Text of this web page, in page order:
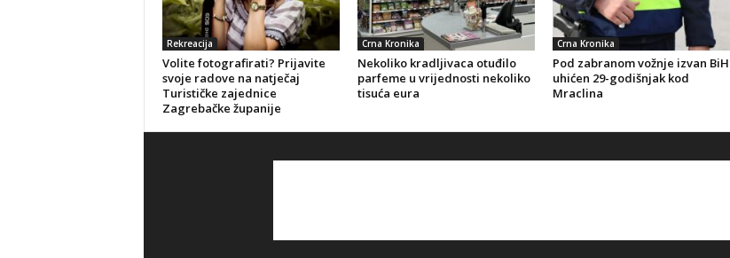
Rekreacija
Volite fotografirati? Prijavite
svoje radove na natječaj
Turističke zajednice
Zagrebačke županije
Crna Kronika
Nekoliko kradljivaca otuđilo
parfeme u vrijednosti nekoliko
tisuća eura
Crna Kronika
Pod zabranom vožnje izvan BiH
uhićen 29-godišnjak kod
Mraclina